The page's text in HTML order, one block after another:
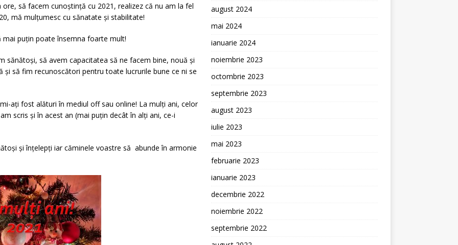
să facem cunoștință cu 2021, realizez că nu am la fel
mă mulțumesc cu sănatate și stabilitate!
puțin poate însemna foarte mult!
sănătoși, să avem capacitatea să ne facem bine, nouă și
să fim recunoscători pentru toate lucrurile bune ce ni se
ați fost alături în mediul off sau online! La mulți ani, celor
scris și în acest an (mai puțin decât în alți ani, ce-i
și înțelepți iar căminele voastre să abunde în armonie
august 2024
mai 2024
ianuarie 2024
noiembrie 2023
octombrie 2023
septembrie 2023
august 2023
iulie 2023
mai 2023
februarie 2023
ianuarie 2023
decembrie 2022
noiembrie 2022
septembrie 2022